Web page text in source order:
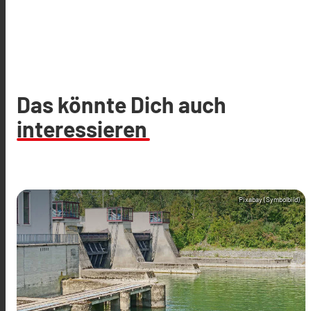
Das könnte Dich auch
interessieren
Pixabay (Symbolbild)